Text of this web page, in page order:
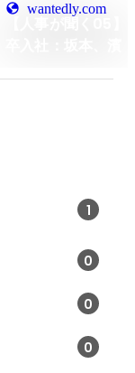
wantedly.com
1
0
0
0